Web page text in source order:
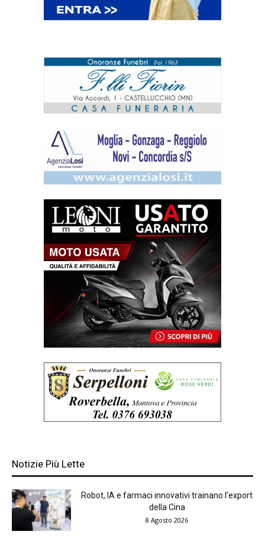
Notizie Più Lette
Robot, IA e farmaci innovativi trainano l’export
della Cina
8 Agosto 2026